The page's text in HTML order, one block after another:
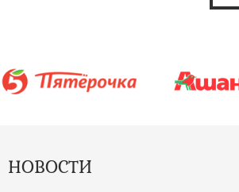
НОВОСТИ